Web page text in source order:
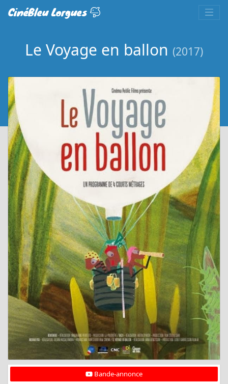
CinéBleu Lorgues
Le Voyage en ballon (2017)
Bande-annonce